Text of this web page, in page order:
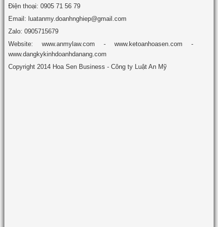
Điện thoại: 0905 71 56 79
Email: luatanmy.doanhnghiep@gmail.com
Zalo: 0905715679
Website: www.anmylaw.com - www.ketoanhoasen.com -
www.dangkykinhdoanhdanang.com
Copyright 2014 Hoa Sen Business - Công ty Luật An Mỹ